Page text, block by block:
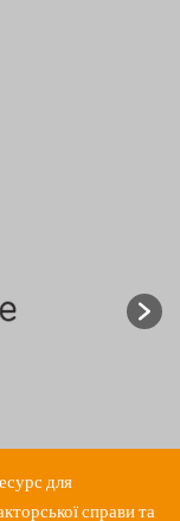
для
справи та